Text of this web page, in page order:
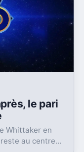
le pari
Whittaker en
au centre